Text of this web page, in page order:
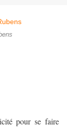
pour se faire